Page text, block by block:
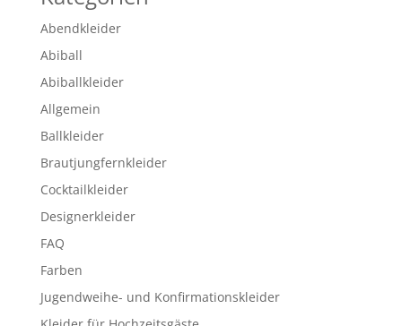
Abendkleider
Abiball
Abiballkleider
Allgemein
Ballkleider
Brautjungfernkleider
Cocktailkleider
Designerkleider
FAQ
Farben
Jugendweihe- und Konfirmationskleider